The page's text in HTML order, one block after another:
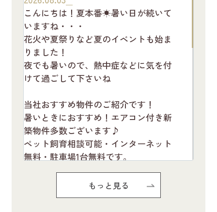
こんにちは！夏本番☀暑い日が続いて
いますね・・・
花火や夏祭りなど夏のイベントも始ま
りました！
夜でも暑いので、熱中症などに気を付
けて過ごして下さいね
当社おすすめ物件のご紹介です！
暑いときにおすすめ！エアコン付き新
築物件多数ございます♪
ペット飼育相談可能・インターネット
無料・駐車場1台無料です。
お気軽にお問い合わせください(^^♪
Pure Ryuju Ⅱ101
もっと見る